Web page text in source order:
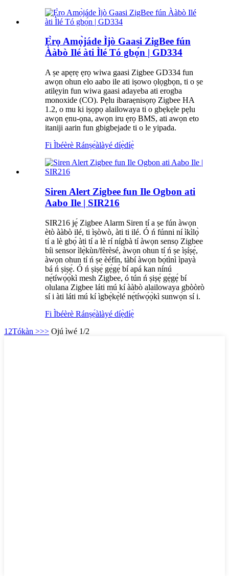
Ẹ̀rọ Amọ̀jáde Ìjò Gaasi ZigBee fún
Ààbò Ilé àti Ìlé Tó gbọ́n | GD334
A ṣe apẹrẹ ẹrọ wiwa gaasi Zigbee GD334 fun
awọn ohun elo aabo ile ati iṣowo ọlọgbọn, ti o ṣe
atilẹyin fun wiwa gaasi adayeba ati erogba
monoxide (CO). Pẹlu ibaraẹnisọrọ Zigbee HA
1.2, o mu ki iṣọpọ alailowaya ti o gbẹkẹle pẹlu
awọn ẹnu-ọna, awọn iru ẹrọ BMS, ati awọn eto
itaniji aarin fun gbigbejade ti o le yipada.
Fi Ìbéèrè Ránṣẹ́àlàyé díẹ̀díẹ̀
Siren Alert Zigbee fun Ile Ogbon ati
Aabo Ile | SIR216
SIR216 jẹ́ Zigbee Alarm Siren tí a ṣe fún àwọn
ètò ààbò ilé, ti ìṣòwò, àti ti ilé. Ó ń fúnni ní ìkìlọ̀
tí a lè gbọ́ àti tí a lè rí nígbà tí àwọn sensọ Zigbee
bíi sensor ìlẹ̀kùn/fèrèsé, àwọn ohun tí ń ṣe ìṣíṣẹ́,
àwọn ohun tí ń ṣe èéfín, tàbí àwọn bọ́tìnì ìpayà
bá ń ṣiṣẹ́. Ó ń ṣiṣẹ́ gẹ́gẹ́ bí apá kan nínú
nẹ́tíwọ́ọ̀kì mesh Zigbee, ó tún ń ṣiṣẹ́ gẹ́gẹ́ bí
olulana Zigbee láti mú kí ààbò alailowaya gbòòrò
sí i àti láti mú kí ìgbẹ́kẹ̀lé nẹ́tíwọ́ọ̀kì sunwọ̀n sí i.
Fi Ìbéèrè Ránṣẹ́àlàyé díẹ̀díẹ̀
12Tókàn >>> Ojú ìwé 1/2